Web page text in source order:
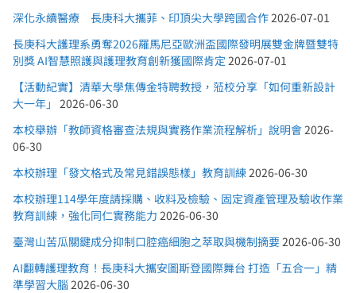
深化永續醫療 長庚科大攜菲、印頂尖大學跨國合作 2026-07-01
長庚科大護理系勇奪2026羅馬尼亞歐洲盃國際發明展雙金牌暨雙特
別獎 AI智慧照護與護理教育創新獲國際肯定 2026-07-01
【活動紀實】清華大學焦傳金特聘教授，蒞校分享「如何重新設計
大一年」
2026-06-30
本校舉辦「教師資格審查法規與實務作業流程解析」說明會 2026-
06-30
本校辦理「發文格式及常見錯誤態樣」教育訓練 2026-06-30
本校辦理114學年度請採購、收料及檢驗、固定資產管理及驗收作業
教育訓練，強化同仁實務能力 2026-06-30
臺灣山苦瓜關鍵成分抑制口腔癌細胞之萃取與機制摘要 2026-06-30
AI翻轉護理教育！長庚科大攜安圖斯登國際舞台 打造「五合一」精
準學習大腦 2026-06-30